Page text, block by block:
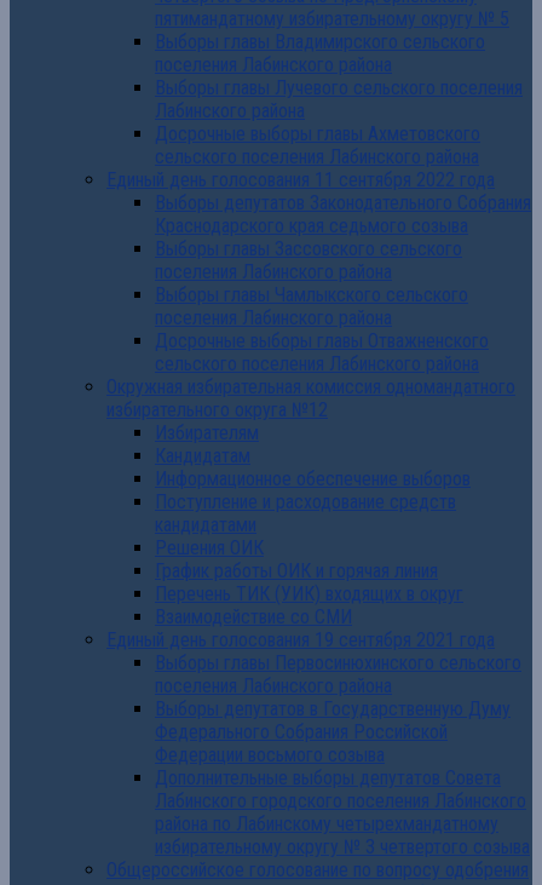
пятимандатному избирательному округу № 5
Выборы главы Владимирского сельского
поселения Лабинского района
Выборы главы Лучевого сельского поселения
Лабинского района
Досрочные выборы главы Ахметовского
сельского поселения Лабинского района
Единый день голосования 11 сентября 2022 года
Выборы депутатов Законодательного Собрания
Краснодарского края седьмого созыва
Выборы главы Зассовского сельского
поселения Лабинского района
Выборы главы Чамлыкского сельского
поселения Лабинского района
Досрочные выборы главы Отважненского
сельского поселения Лабинского района
Окружная избирательная комиссия одномандатного
избирательного округа №12
Избирателям
Кандидатам
Информационное обеспечение выборов
Поступление и расходование средств
кандидатами
Решения ОИК
График работы ОИК и горячая линия
Перечень ТИК (УИК) входящих в округ
Взаимодействие со СМИ
Единый день голосования 19 сентября 2021 года
Выборы главы Первосинюхинского сельского
поселения Лабинского района
Выборы депутатов в Государственную Думу
Федерального Собрания Российской
Федерации восьмого созыва
Дополнительные выборы депутатов Совета
Лабинского городского поселения Лабинского
района по Лабинскому четырехмандатному
избирательному округу № 3 четвертого созыва
Общероссийское голосование по вопросу одобрения